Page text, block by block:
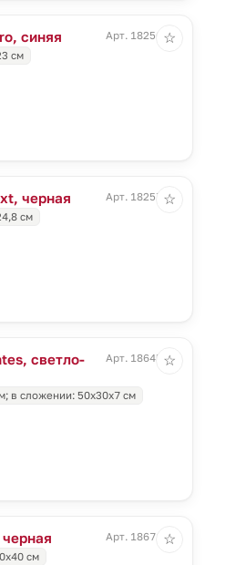
синяя
Арт. 18256.40
cм
☆
черная
Арт. 18257.30
см
☆
светло-
Арт. 18645.13
в сложении: 50х30х7 см
☆
Арт. 18671.30
см
☆